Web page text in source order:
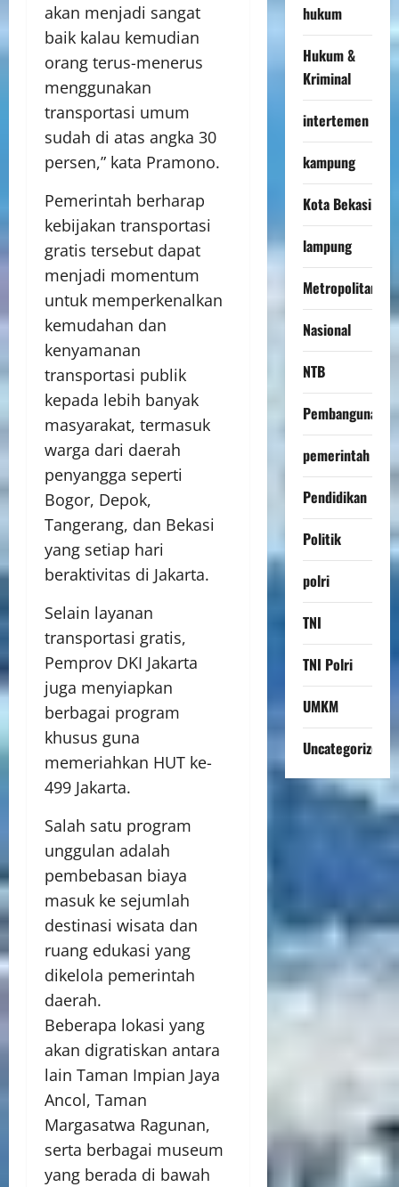
akan menjadi sangat
baik kalau kemudian
orang terus-menerus
menggunakan
transportasi umum
sudah di atas angka 30
persen,” kata Pramono.
Pemerintah berharap
kebijakan transportasi
gratis tersebut dapat
menjadi momentum
untuk memperkenalkan
kemudahan dan
kenyamanan
transportasi publik
kepada lebih banyak
masyarakat, termasuk
warga dari daerah
penyangga seperti
Bogor, Depok,
Tangerang, dan Bekasi
yang setiap hari
beraktivitas di Jakarta.
Selain layanan
transportasi gratis,
Pemprov DKI Jakarta
juga menyiapkan
berbagai program
khusus guna
memeriahkan HUT ke-
499 Jakarta.
Salah satu program
unggulan adalah
pembebasan biaya
masuk ke sejumlah
destinasi wisata dan
ruang edukasi yang
dikelola pemerintah
daerah.
Beberapa lokasi yang
akan digratiskan antara
lain Taman Impian Jaya
Ancol, Taman
Margasatwa Ragunan,
serta berbagai museum
yang berada di bawah
hukum
Hukum &
Kriminal
intertemen
kampung
Kota Bekasi
lampung
Metropolitan
Nasional
NTB
Pembangunan
pemerintah
Pendidikan
Politik
polri
TNI
TNI Polri
UMKM
Uncategorized